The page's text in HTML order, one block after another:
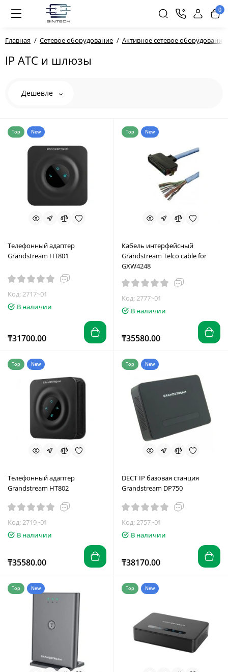
0
Главная Сетевое оборудование Активное сетевое оборудование
IP АТС и шлюзы
Дешевле
Top New
Телефонный адаптер
Grandstream HT801
Код: 2717~01
В наличии
₸31700.00
Top New
Кабель интерфейсный
Grandstream Telco cable for
GXW4248
Код: 2777~01
В наличии
₸35580.00
Top New
Телефонный адаптер
Grandstream HT802
Код: 2719~01
В наличии
₸35580.00
Top New
DECT IP базовая станция
Grandstream DP750
Код: 2757~01
В наличии
₸38170.00
Top New Top New